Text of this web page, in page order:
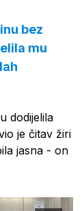
bez
mu
dodijelila
je čitav žiri
jasna - on